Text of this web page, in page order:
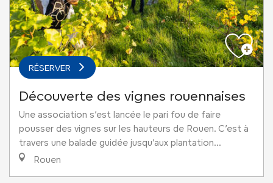
RÉSERVER
Découverte des vignes rouennaises
Une association s’est lancée le pari fou de faire
pousser des vignes sur les hauteurs de Rouen. C’est à
travers une balade guidée jusqu’aux plantation...
Rouen